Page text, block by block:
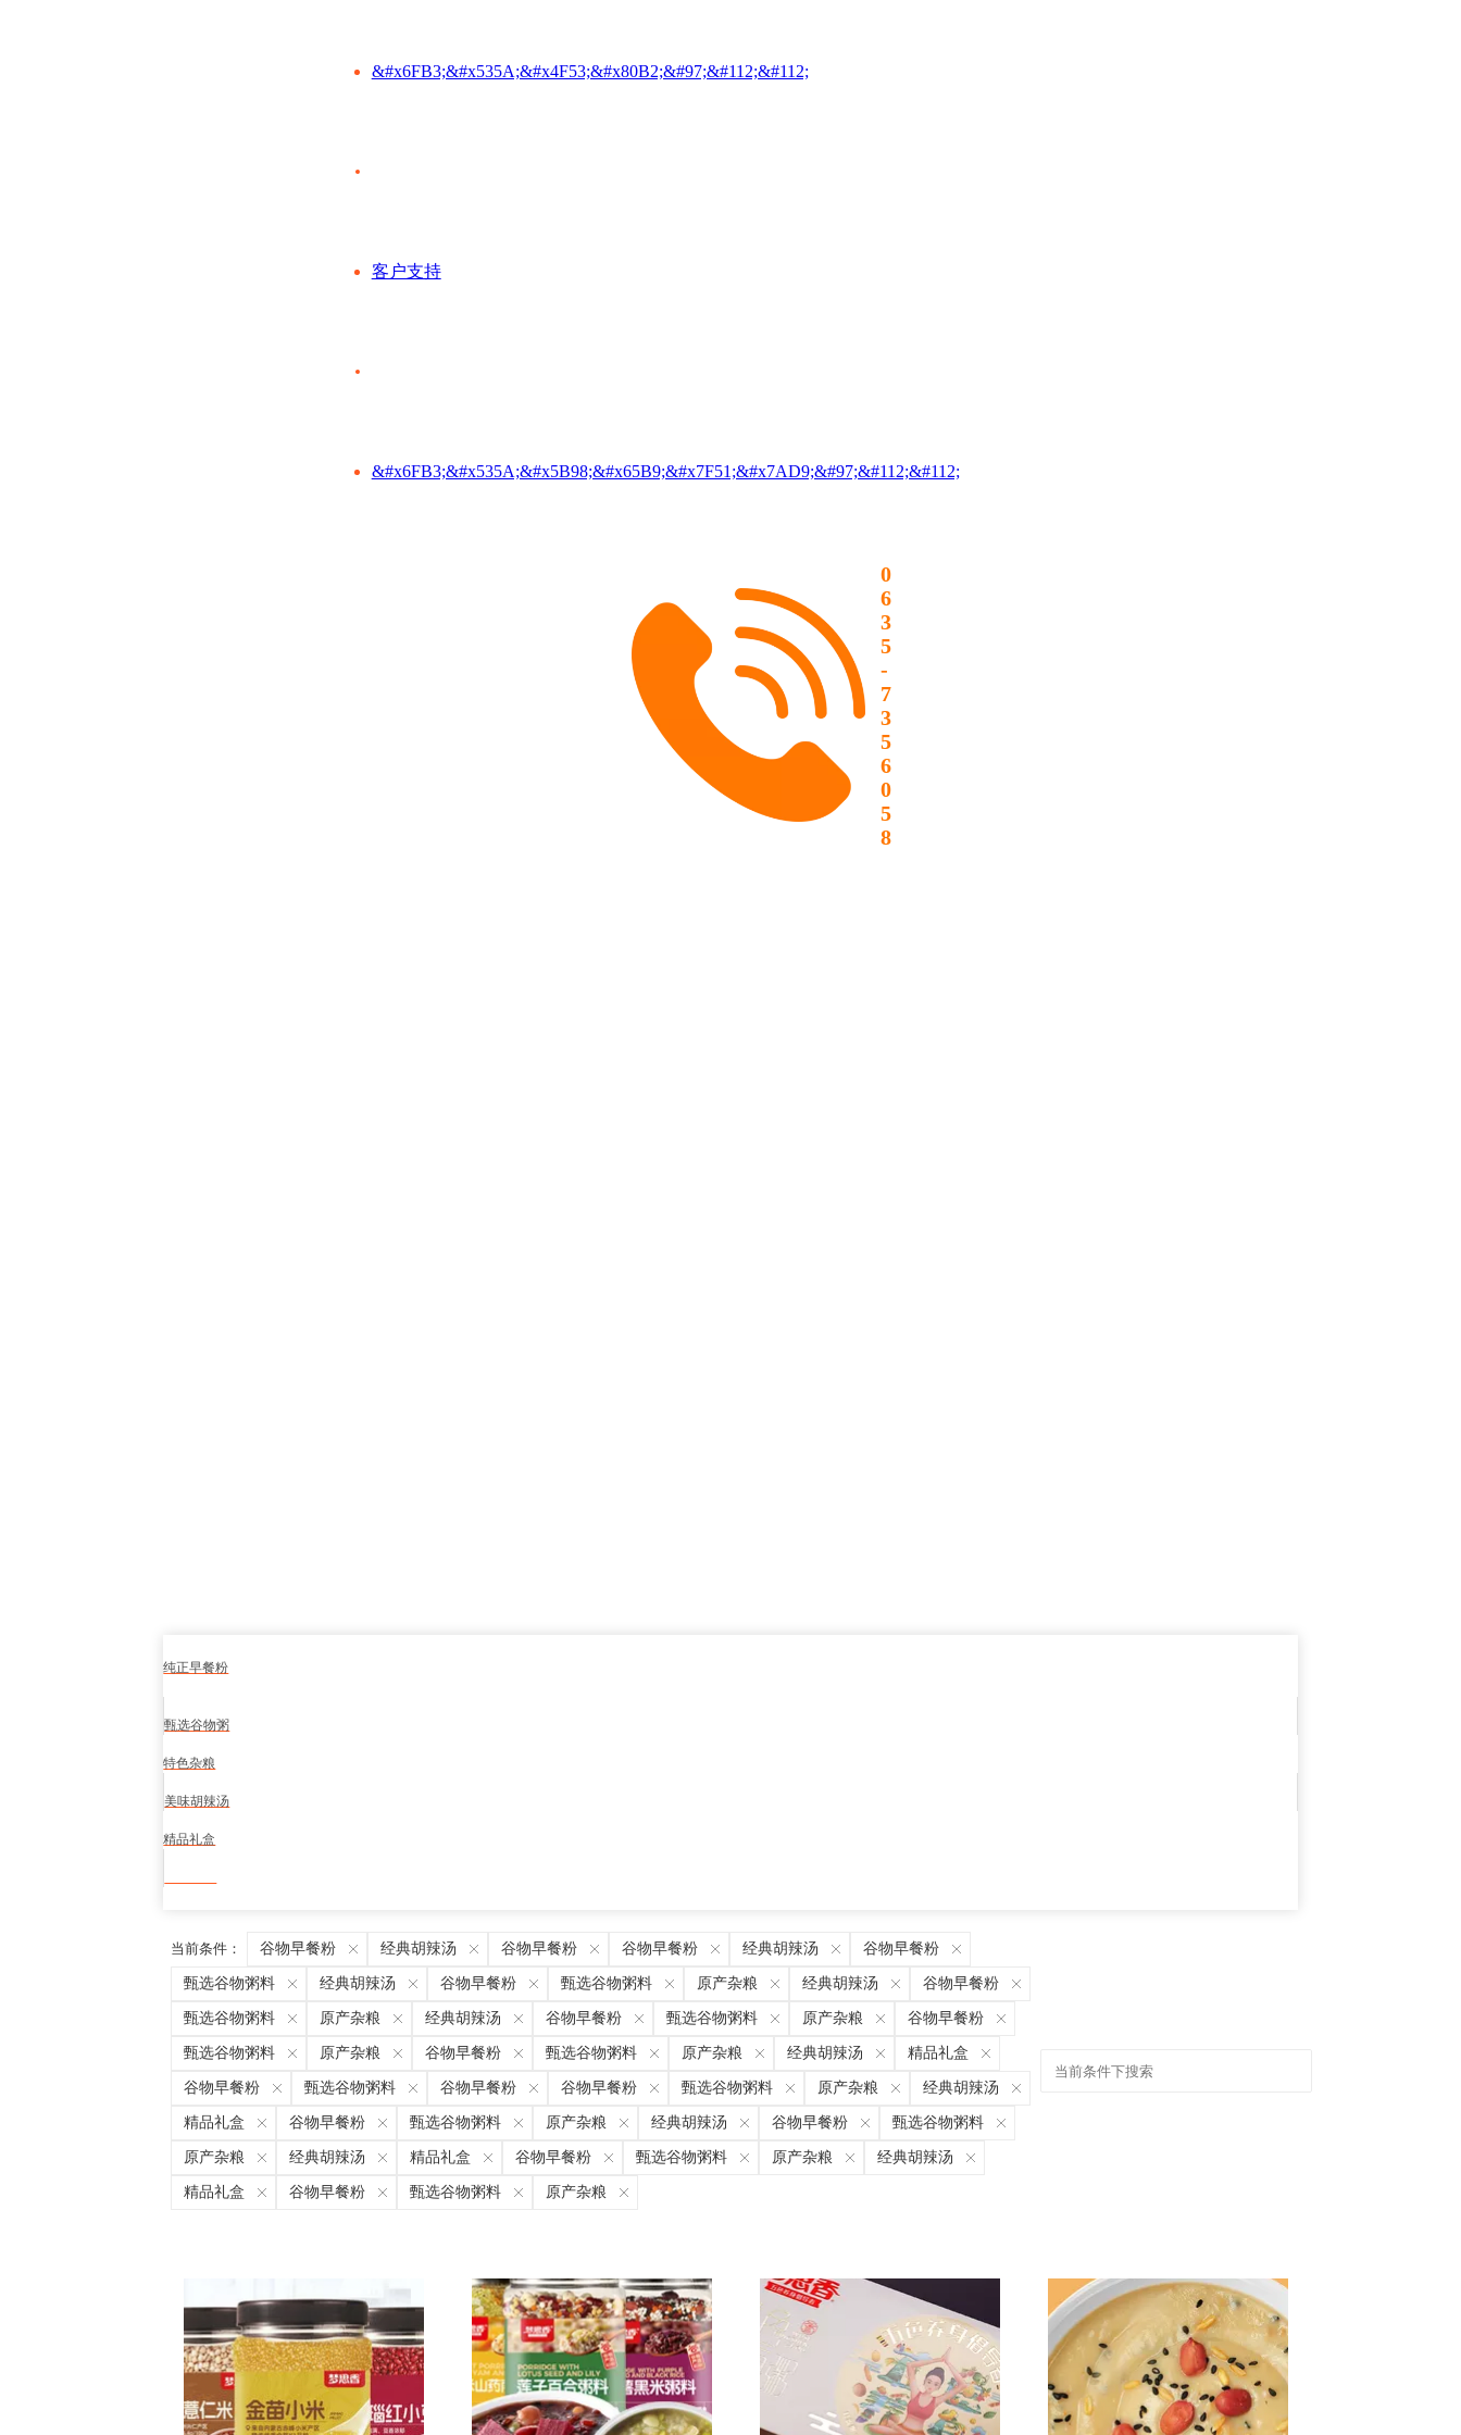
&#x6FB3;&#x535A;&#x4F53;&#x80B2;&#97;&#112;&#112;
客户支持
&#x6FB3;&#x535A;&#x5B98;&#x65B9;&#x7F51;&#x7AD9;&#97;&#112;&#112;
0
6
3
5
-
7
3
5
6
0
5
8
纯正早餐粉
甄选谷物粥
特色杂粮
美味胡辣汤
精品礼盒
当前条件： 谷物早餐粉 经典胡辣汤 谷物早餐粉 谷物早餐粉 经典胡辣汤 谷物早餐粉
甄选谷物粥料 经典胡辣汤 谷物早餐粉 甄选谷物粥料 原产杂粮 经典胡辣汤 谷物早餐粉
甄选谷物粥料 原产杂粮 经典胡辣汤 谷物早餐粉 甄选谷物粥料 原产杂粮 谷物早餐粉
甄选谷物粥料 原产杂粮 谷物早餐粉 甄选谷物粥料 原产杂粮 经典胡辣汤 精品礼盒
谷物早餐粉 甄选谷物粥料 谷物早餐粉 谷物早餐粉 甄选谷物粥料 原产杂粮 经典胡辣汤
精品礼盒 谷物早餐粉 甄选谷物粥料 原产杂粮 经典胡辣汤 谷物早餐粉 甄选谷物粥料
原产杂粮 经典胡辣汤 精品礼盒 谷物早餐粉 甄选谷物粥料 原产杂粮 经典胡辣汤
精品礼盒 谷物早餐粉 甄选谷物粥料 原产杂粮